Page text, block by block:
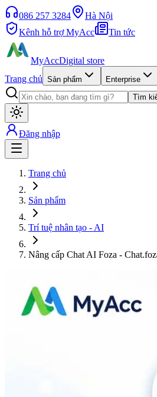
086 257 3284
Hà Nội
Kênh hỗ trợ MyAcc
Tin tức
MyAccDigital store
Trang chủ Sản phẩm Enterprise
Tìm
Đăng nhập
Trang chủ
Sản phẩm
Trí tuệ nhân tạo - AI
Nâng cấp Chat AI Foza -